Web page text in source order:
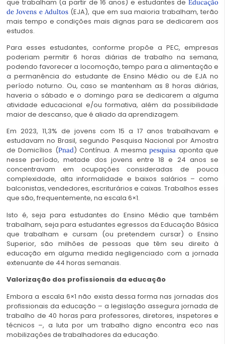
que trabalham (a partir de 16 anos) e estudantes de Educação
de Jovens e Adultos(EJA), que em sua maioria trabalham, terão
mais tempo e condições mais dignas para se dedicarem aos
estudos.
Para esses estudantes, conforme propõe a PEC, empresas
poderiam permitir 6 horas diárias de trabalho na semana,
podendo favorecer a locomoção, tempo para a alimentação e
a permanência do estudante de Ensino Médio ou de EJA no
período noturno. Ou, caso se mantenham as 8 horas diárias,
haveria o sábado e o domingo para se dedicarem a alguma
atividade educacional e/ou formativa, além da possibilidade
maior de descanso, que é aliado da aprendizagem.
Em 2023, 11,3% de jovens com 15 a 17 anos trabalhavam e
estudavam no Brasil, segundo Pesquisa Nacional por Amostra
de Domicílios (Pnad) Contínua. A mesmapesquisa aponta que
nesse período, metade dos jovens entre 18 e 24 anos se
concentravam em ocupações consideradas de pouca
complexidade, alta informalidade e baixos salários – como
balconistas, vendedores, escriturários e caixas. Trabalhos esses
que são, frequentemente, na escala 6×1.
Isto é, seja para estudantes do Ensino Médio que também
trabalham, seja para estudantes egressos da Educação Básica
que trabalham e cursam (ou pretendem cursar) o Ensino
Superior, são milhões de pessoas que têm seu direito à
educação em alguma medida negligenciado com a jornada
extenuante de 44 horas semanais.
Valorização dos profissionais da educação
Embora a escala 6×1 não exista dessa forma nas jornadas dos
profissionais da educação – a legislação assegura jornada de
trabalho de 40 horas para professores, diretores, inspetores e
técnicos –, a luta por um trabalho digno encontra eco nas
mobilizações de trabalhadores da educação.